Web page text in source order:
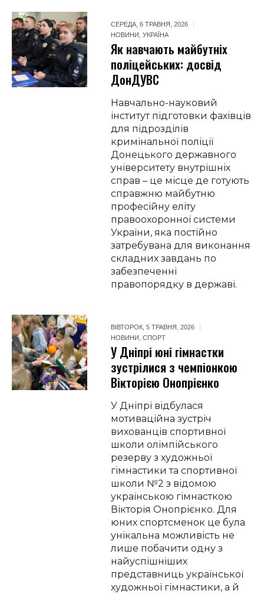
СЕРЕДА, 6 ТРАВНЯ, 2026
НОВИНИ ,УКРАЇНА
Як навчають майбутніх
поліцейських: досвід
ДонДУВС
Навчально-науковий
інститут підготовки фахівців
для підрозділів
кримінальної поліції
Донецького державного
університету внутрішніх
справ – це місце де готують
справжню майбутню
професійну еліту
правоохоронної системи
України, яка постійно
затребувана для виконання
складних завдань по
забезпеченні
правопорядку в державі.
ВІВТОРОК, 5 ТРАВНЯ, 2026
НОВИНИ ,СПОРТ
У Дніпрі юні гімнастки
зустрілися з чемпіонкою
Вікторією Онопрієнко
У Дніпрі відбулася
мотиваційна зустріч
вихованців спортивної
школи олімпійського
резерву з художньої
гімнастики та спортивної
школи №2 з відомою
українською гімнасткою
Вікторія Онопрієнко. Для
юних спортсменок це була
унікальна можливість не
лише побачити одну з
найуспішніших
представниць української
художньої гімнастики, а й